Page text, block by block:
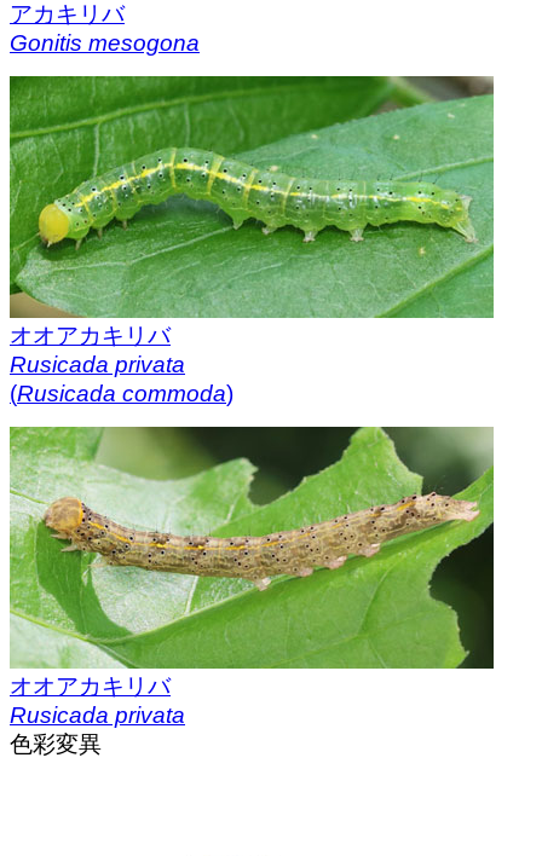
アカキリバ
Gonitis mesogona
オオアカキリバ
Rusicada privata
(Rusicada commoda)
オオアカキリバ
Rusicada privata
色彩変異